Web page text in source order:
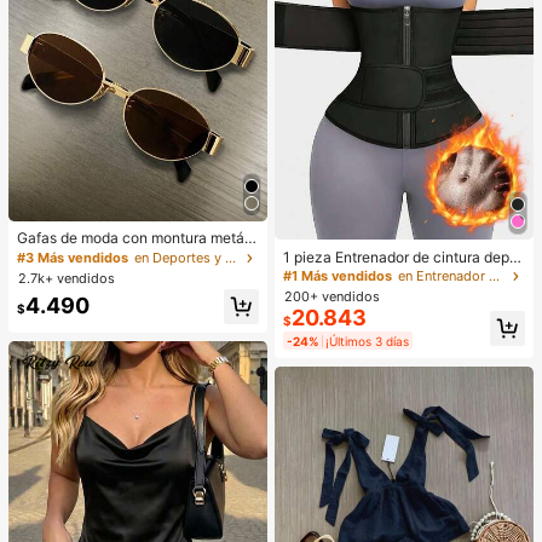
Gafas de moda con montura metáli
ca ovalada/poligonal (media montu
ra), adecuadas para uso diario y act
ividades al aire libre
#3 Más vendidos
en Deportes y actividades al aire libre
2.7k+ vendidos
$4.490
1 pieza Entrenador de cintura depor
tivo para mujer, Cinturón de compre
sión, Cinturón de sudoración de sau
na, Recortador de cintura deportiv
o, Moldeador de cintura, Cinturón r
eductor de cintura, Entrenador abd
#1 Más vendidos
en Entrenador de cintura deportivo
200+ vendidos
$20.843
-24% ¡Últimos 3 días